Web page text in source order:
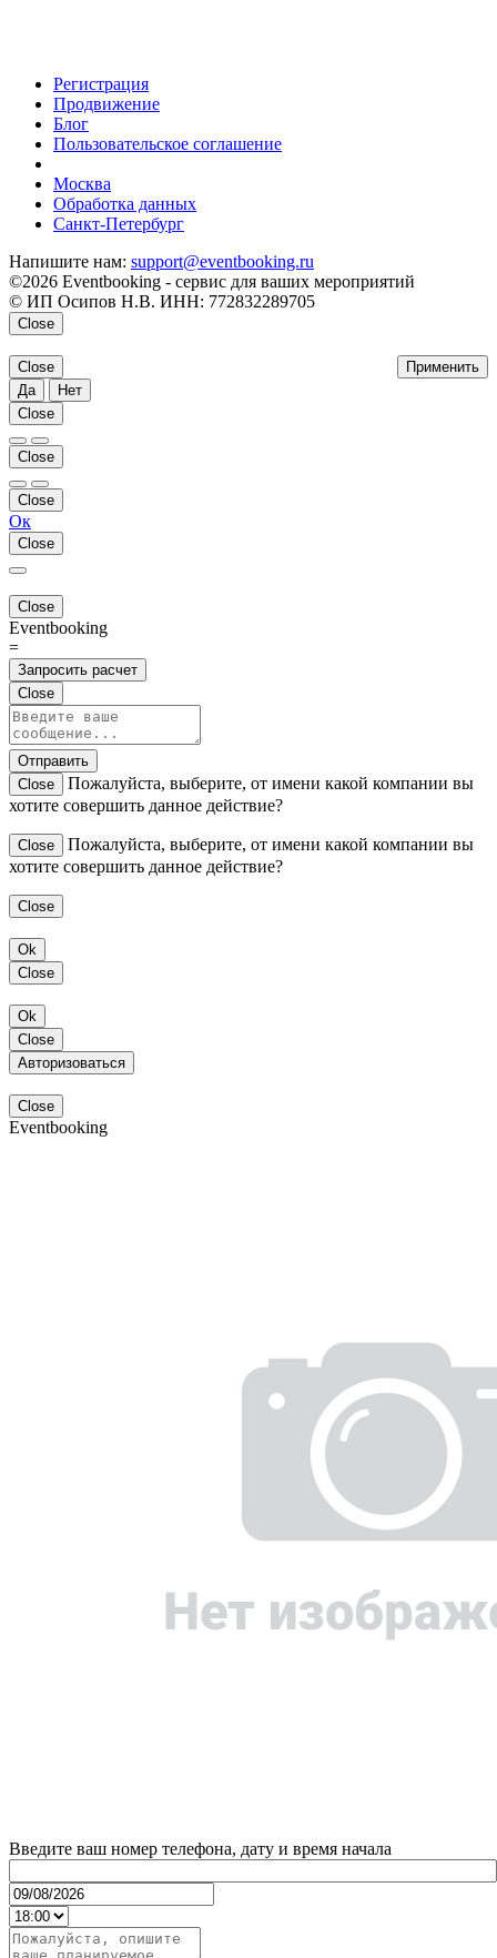
Регистрация
Продвижение
Блог
Пользовательское соглашение
Москва
Обработка данных
Санкт-Петербург
Напишите нам: support@eventbooking.ru
©2026 Eventbooking - сервис для ваших мероприятий
© ИП Осипов Н.В. ИНН: 772832289705
Close
Применить
Close
Да
Нет
Close
Close
Close
Ок
Close
Close
Eventbooking
=
Запросить расчет
Close
Отправить
Close
Пожалуйста, выберите, от имени какой компании вы
хотите совершить данное действие?
Close
Пожалуйста, выберите, от имени какой компании вы
хотите совершить данное действие?
Close
Ok
Close
Ok
Close
Авторизоваться
Close
Eventbooking
Введите ваш номер телефона, дату и время начала